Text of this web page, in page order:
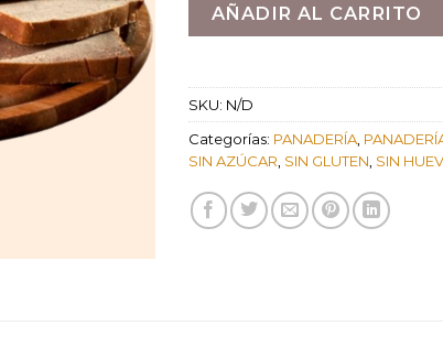
AÑADIR AL CARRITO
SKU: N/D
Categorías: PANADERÍA
SIN AZÚCAR SIN GLUTEN SIN